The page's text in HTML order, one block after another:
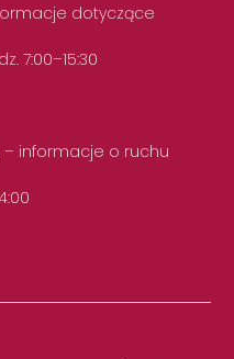
dotyczące
7:00–15:30
informacje o ruchu